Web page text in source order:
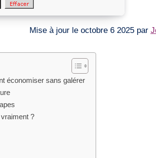
Mise à jour le octobre 6 2025 par
économiser sans galérer
?